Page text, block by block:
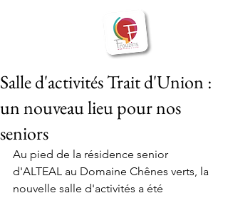
Salle d'activités Trait d'Union :
un nouveau lieu pour nos
seniors
Au pied de la résidence senior
d'ALTEAL au Domaine Chênes verts, la
nouvelle salle d'activités a été